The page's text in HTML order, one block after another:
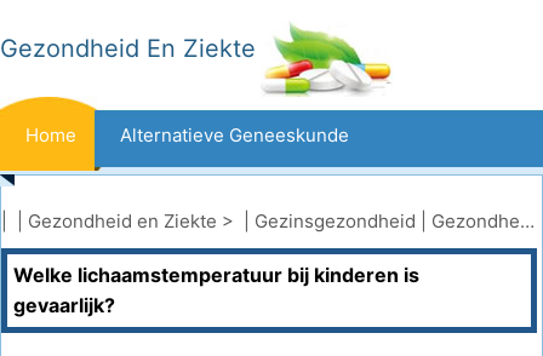
Gezondheid En Ziekte
Home Alternatieve Geneeskunde
Beten En Steken Kanker
Aandoeningen En Behandelingen Mond- En Tandzorg
Gezondheid en Ziekte > | Gezinsgezondheid Gezondheid van kinderen
Welke lichaamstemperatuur bij kinderen is
gevaarlijk?